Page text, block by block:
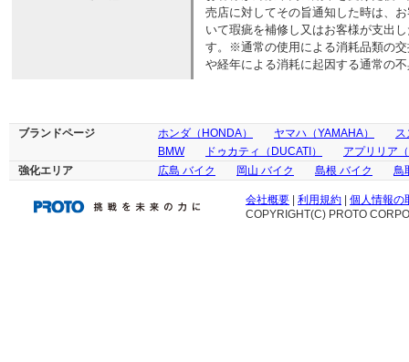
売店に対してその旨通知した時は、
いて瑕疵を補修し又はお客様が支出
す。※通常の使用による消耗品類の
や経年による消耗に起因する通常の
ブランドページ ホンダ（HONDA） ヤマハ（YAMAHA）
ス
BMW
ドゥカティ（DUCATI）
アプリリア
強化エリア
広島 バイク 岡山 バイク 島根 バイク 鳥
会社概要 利用規約
個人情報の
COPYRIGHT(C) PROTO